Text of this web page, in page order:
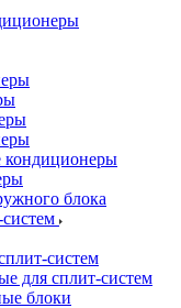
кондиционеры
блока
систем
для сплит-систем
блоки